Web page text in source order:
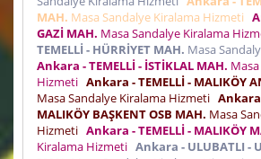
MAH. Masa Sandalye Kiralama Hizmeti
GAZİ MAH. Masa Sandalye Kiralama
TEMELLİ - HÜRRİYET MAH. Masa
Ankara - TEMELLİ - İSTİKLAL MAH.
Hizmeti Ankara - TEMELLİ - MALIKÖY
Masa Sandalye Kiralama Hizmeti Ankara
MALIKÖY BAŞKENT OSB MAH. Masa
Hizmeti Ankara - TEMELLİ - MALIKÖY
Kiralama Hizmeti Ankara - ULUBATLI -